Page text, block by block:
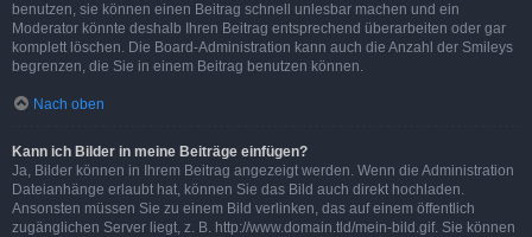
benutzen, sie können einen Beitrag schnell unlesbar machen und ein
Moderator könnte deshalb Ihren Beitrag entsprechend überarbeiten oder gar
komplett löschen. Die Board-Administration kann auch die Anzahl der Smileys
begrenzen, die Sie in einem Beitrag benutzen können.
Nach oben
Kann ich Bilder in meine Beiträge einfügen?
Ja, Bilder können in Ihrem Beitrag angezeigt werden. Wenn die Administration
Dateianhänge erlaubt hat, können Sie das Bild auch direkt hochladen.
Ansonsten müssen Sie zu einem Bild verlinken, das auf einem öffentlich
zugänglichen Server liegt, z. B. http://www.domain.tld/mein-bild.gif. Sie können